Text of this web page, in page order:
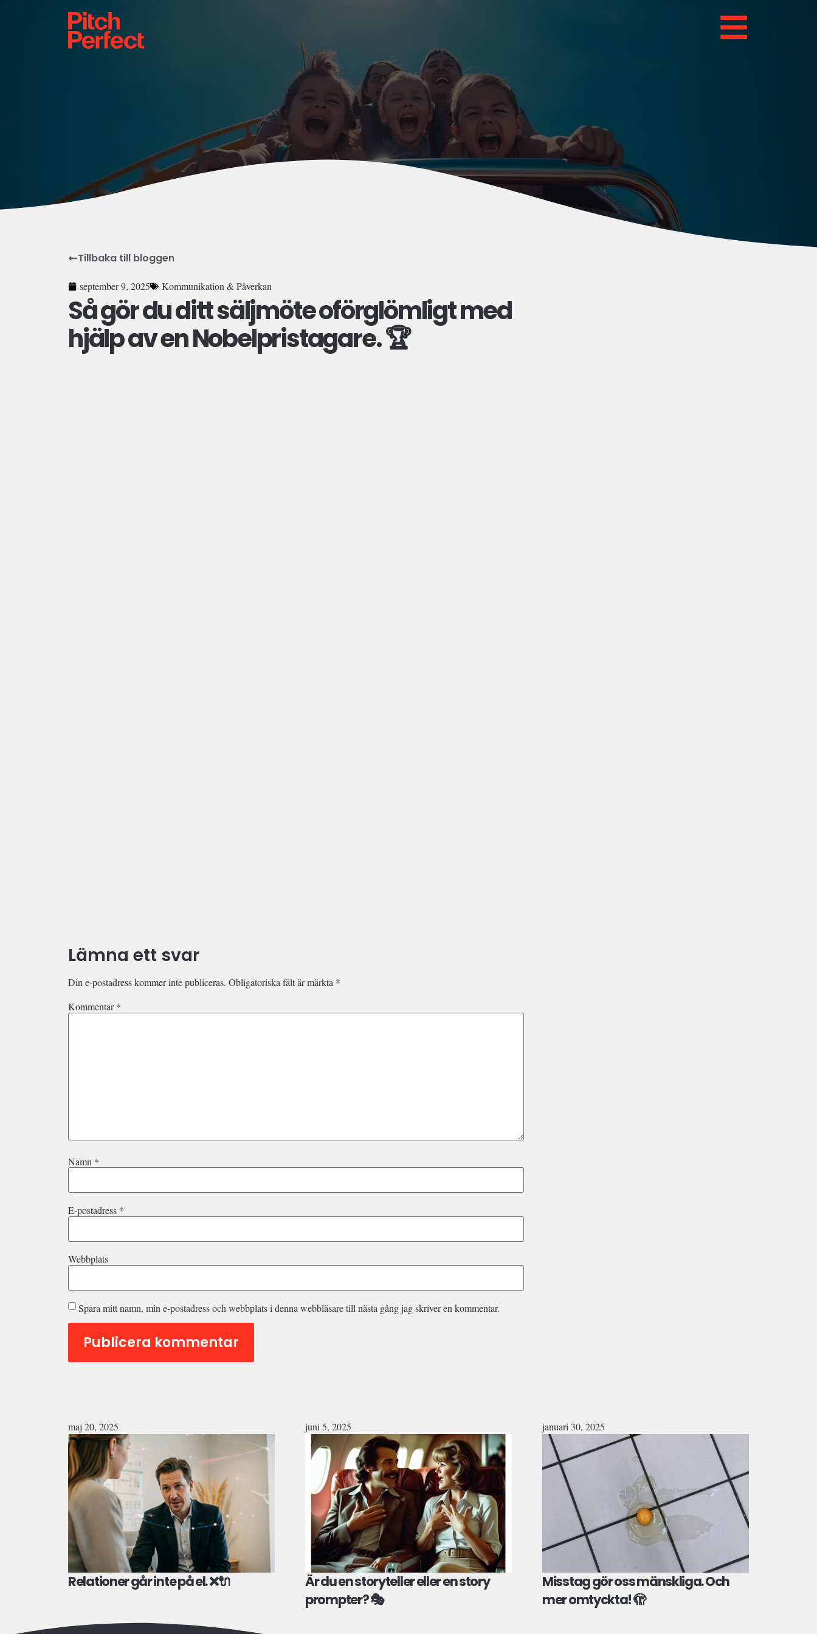
Tillbaka till bloggen
september 9, 2025 Kommunikation & Påverkan
Så gör du ditt säljmöte oförglömligt med
hjälp av en Nobelpristagare. 🏆
Lämna ett svar
Din e-postadress kommer inte publiceras. Obligatoriska fält är märkta *
Kommentar*
Namn *
E-postadress *
Webbplats
Spara mitt namn, min e-postadress och webbplats i denna webbläsare till nästa gång jag skriver en kommentar.
maj 20, 2025
Relationer går inte på el. ❌🔌
juni 5, 2025
Är du en storyteller eller en story
prompter? 🎭
januari 30, 2025
Misstag gör oss mänskliga. Och
mer omtyckta! 🫣